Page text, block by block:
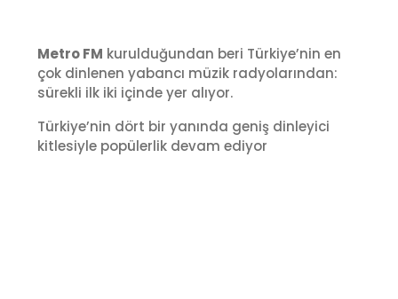
Metro FM kurulduğundan beri Türkiye’nin en
çok dinlenen yabancı müzik radyolarından:
sürekli ilk iki içinde yer alıyor.
Türkiye’nin dört bir yanında geniş dinleyici
kitlesiyle popülerlik devam ediyor